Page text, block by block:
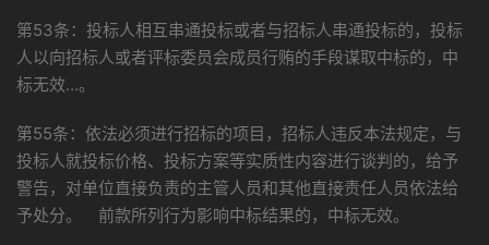
第53条：投标人相互串通投标或者与招标人串通投标的，投标
人以向招标人或者评标委员会成员行贿的手段谋取中标的，中
标无效…。
第55条：依法必须进行招标的项目，招标人违反本法规定，与
投标人就投标价格、投标方案等实质性内容进行谈判的，给予
警告，对单位直接负责的主管人员和其他直接责任人员依法给
予处分。 前款所列行为影响中标结果的，中标无效。